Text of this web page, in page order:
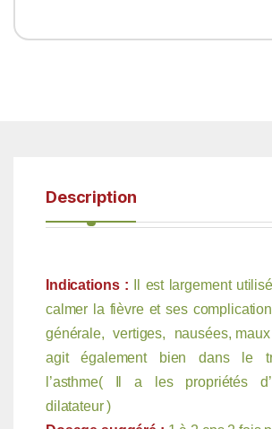
Description
Indications : Il est largement
calmer la fièvre et ses
générale, vertiges, nausées,
agit également bien dans le
l’asthme( Il a les propriétés
dilatateur )